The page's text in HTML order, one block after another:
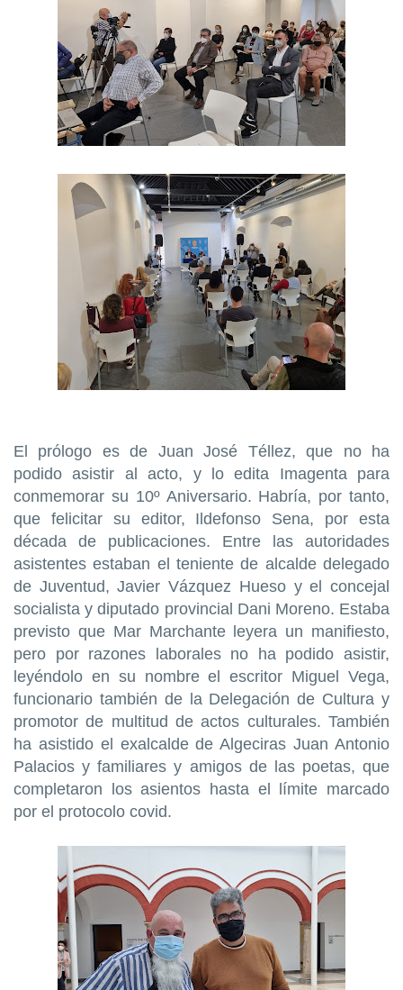
El prólogo es de Juan José Téllez, que no ha
podido asistir al acto, y lo edita Imagenta para
conmemorar su 10º Aniversario. Habría, por tanto,
que felicitar su editor, Ildefonso Sena, por esta
década de publicaciones. Entre las autoridades
asistentes estaban el teniente de alcalde delegado
de Juventud, Javier Vázquez Hueso y el concejal
socialista y diputado provincial Dani Moreno. Estaba
previsto que Mar Marchante leyera un manifiesto,
pero por razones laborales no ha podido asistir,
leyéndolo en su nombre el escritor Miguel Vega,
funcionario también de la Delegación de Cultura y
promotor de multitud de actos culturales. También
ha asistido el exalcalde de Algeciras Juan Antonio
Palacios y familiares y amigos de las poetas, que
completaron los asientos hasta el límite marcado
por el protocolo covid.